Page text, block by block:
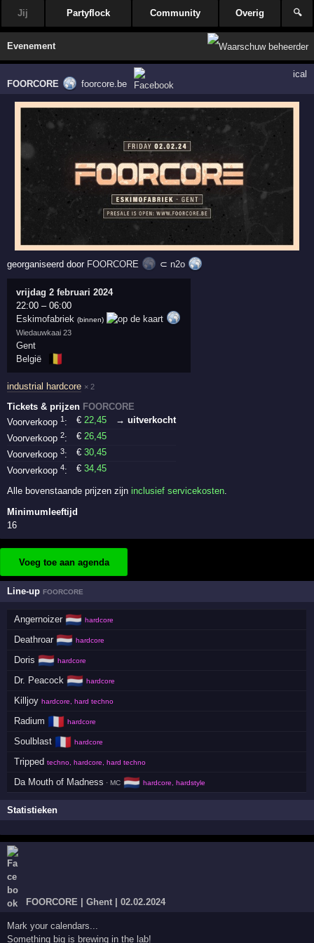
Jij Partyflock Community Overig 🔍
Evenement
FOORCORE foorcore.be
ical
georganiseerd door FOORCORE ⊂ n2o
vrijdag 2 februari 2024
22:00 –06:00
Eskimofabriek (binnen)
Wiedauwkaai 23
Gent
België
🇧🇪
industrial hardcore × 2
Tickets & prijzen FOORCORE
Voorverkoop1 : €22,45
→ uitverkocht
Voorverkoop2: €26,45
Voorverkoop3: €30,45
Voorverkoop4: €34,45
Alle bovenstaande prijzen zijninclusief servicekosten.
Minimumleeftijd
16
Voeg toe aan agenda
Line-upFOORCORE
Angernoizer 🇳🇱 hardcore
Deathroar 🇳🇱 hardcore
Doris 🇳🇱 hardcore
Dr. Peacock 🇳🇱 hardcore
Killjoy hardcore, hard techno
Radium 🇫🇷 hardcore
Soulblast 🇫🇷 hardcore
Tripped techno, hardcore, hard techno
Da Mouth of Madness · MC 🇳🇱 hardcore, hardstyle
Statistieken
FOORCORE | Ghent | 02.02.2024
Mark your calendars...
Something big is brewing in the lab!